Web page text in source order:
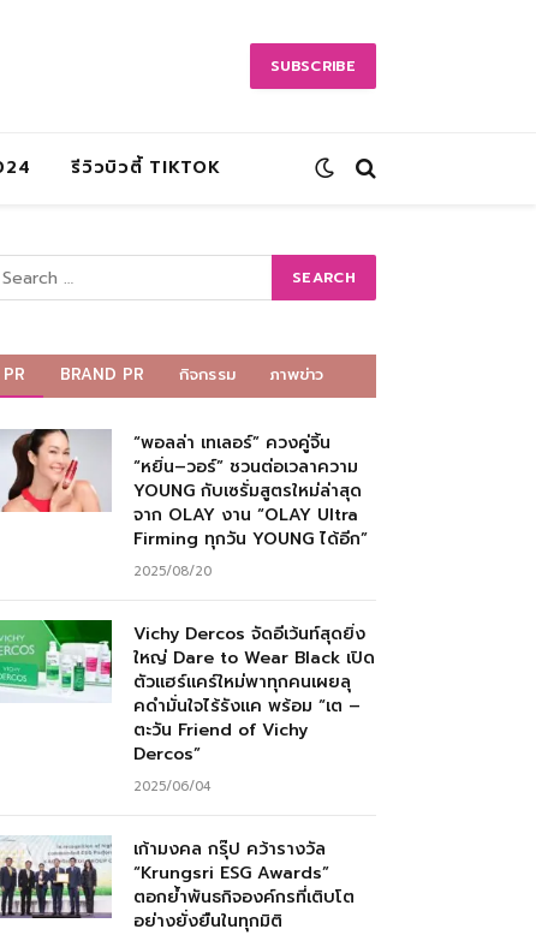
SUBSCRIBE
รีวิวบิวตี้ TIKTOK
PR BRAND PR กิจกรรม ภาพข่าว
“พอลล่า เทเลอร์” ควงคู่จิ้น
“หยิ่น–วอร์” ชวนต่อเวลาความ
YOUNG กับเซรั่มสูตรใหม่ล่าสุด
จาก OLAY งาน “OLAY Ultra
Firming ทุกวัน YOUNG ได้อีก”
2025/08/20
Vichy Dercos จัดอีเว้นท์สุดยิ่ง
ใหญ่ Dare to Wear Black เปิด
ตัวแฮร์แคร์ใหม่พาทุกคนเผยลุ
คดำมั่นใจไร้รังแค พร้อม “เต –
ตะวัน Friend of Vichy
Dercos”
2025/06/04
เก้ามงคล กรุ๊ป คว้ารางวัล
“Krungsri ESG Awards”
ตอกย้ำพันธกิจองค์กรที่เติบโต
อย่างยั่งยืนในทุกมิติ